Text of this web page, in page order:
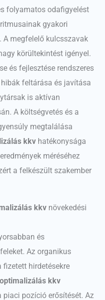
folyamatos odafigyelést
gyakori
megfelelő kulcsszavak
körültekintést igényel.
és fejlesztése rendszeres
feltárása és javítása
is aktívan
A költségvetés és a
megtalálása
kkvhatékonysága
méréséhez
a felkészült szakember
kkvnövekedési
és
Az organikus
hirdetésekre
kkv
pozíció erősítését. Az